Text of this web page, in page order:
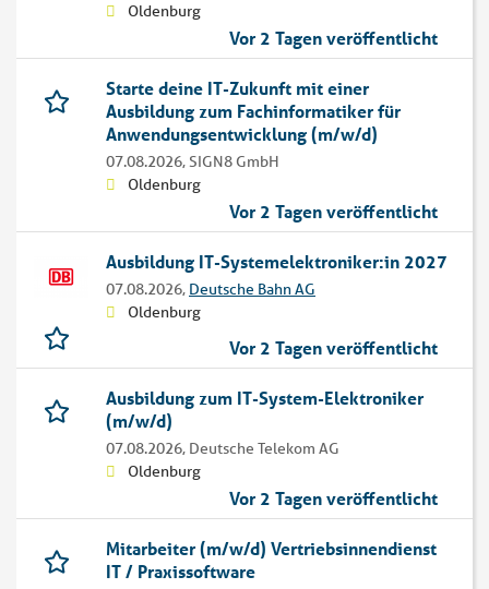
Oldenburg
Vor 2 Tagen veröffentlicht
Starte deine IT-Zukunft mit einer
Ausbildung zum Fachinformatiker für
Anwendungsentwicklung (m/w/d)
07.08.2026,SIGN8 GmbH
Oldenburg
Vor 2 Tagen veröffentlicht
Ausbildung IT-Systemelektroniker:in 2027
07.08.2026, Deutsche Bahn AG
Oldenburg
Vor 2 Tagen veröffentlicht
Ausbildung zum IT-System-Elektroniker
(m/w/d)
07.08.2026, Deutsche Telekom AG
Oldenburg
Vor 2 Tagen veröffentlicht
Mitarbeiter (m/w/d) Vertriebsinnendienst
IT / Praxissoftware